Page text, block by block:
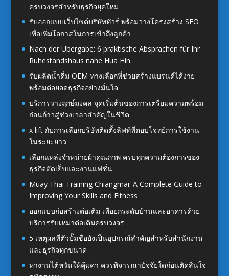
ครบวงจรสำหรับธุรกิจยุคใหม่
รับออกแบบเว็บไซต์บริษัททัวร์ พร้อมวางโครงสร้าง SEO
เพื่อเพิ่มโอกาสในการเข้าถึงลูกค้า
Nach der Übergabe: 6 praktische Absprachen für Ihr
Ruhestandshaus nahe Hua Hin
รับผลิตน้ำดื่ม OEM ทางเลือกที่ช่วยสร้างแบรนด์ได้ง่าย
พร้อมต่อยอดธุรกิจอย่างมั่นใจ
บริการวางฤกษ์มงคล จุดเริ่มต้นของการเตรียมความพร้อม
ก่อนก้าวสู่ช่วงเวลาสำคัญในชีวิต
x lift กับการเลือกบริษัทติดตั้งลิฟท์ที่ตอบโจทย์การใช้งาน
ในระยะยาว
เลือกแหล่งจำหน่ายผ้าคุณภาพ ครบทุกความต้องการของ
ธุรกิจตัดเย็บและงานแฟชั่น
Muay Thai Training Chiangmai: A Complete Guide to
Improving Your Skills and Fitness
ออกแบบก่อสร้างต่อเติม เพื่อยกระดับบ้านและอาคารด้วย
บริการรับเหมาต่อเติมครบวงจร
5 เหตุผลที่ตัวปั๊มชื่อยังเป็นอุปกรณ์สำคัญสำหรับสำนักงาน
และธุรกิจทุกขนาด
หางานไต้หวันให้คุ้มค่า ควรพิจารณาปัจจัยใดก่อนตัดสินใจ